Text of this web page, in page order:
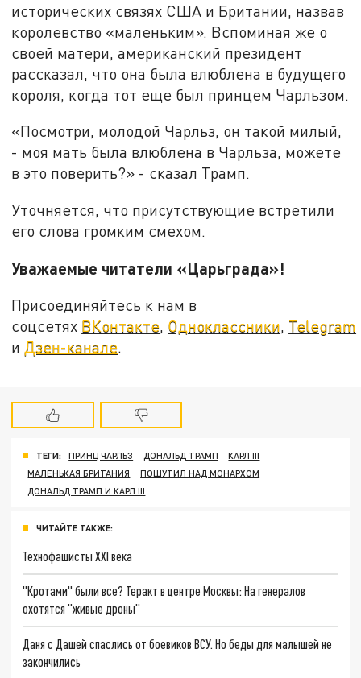
исторических связях США и Британии, назвав
королевство «маленьким». Вспоминая же о
своей матери, американский президент
рассказал, что она была влюблена в будущего
короля, когда тот еще был принцем Чарльзом.
«Посмотри, молодой Чарльз, он такой милый,
- моя мать была влюблена в Чарльза, можете
в это поверить?» - сказал Трамп.
Уточняется, что присутствующие встретили
его слова громким смехом.
Уважаемые читатели «Царьграда»!
Присоединяйтесь к нам в
соцсетях ВКонтакте, Одноклассники, Telegram
и Дзен-канале.
ТЕГИ: ПРИНЦ ЧАРЛЬЗ ДОНАЛЬД ТРАМП
КАРЛ III
МАЛЕНЬКАЯ БРИТАНИЯ
ПОШУТИЛ НАД МОНАРХОМ
ДОНАЛЬД ТРАМП И КАРЛ III
ЧИТАЙТЕ ТАКЖЕ:
Технофашисты XXI века
"Кротами" были все? Теракт в центре Москвы: На генералов
охотятся "живые дроны"
Даня с Дашей спаслись от боевиков ВСУ. Но беды для малышей не
закончились